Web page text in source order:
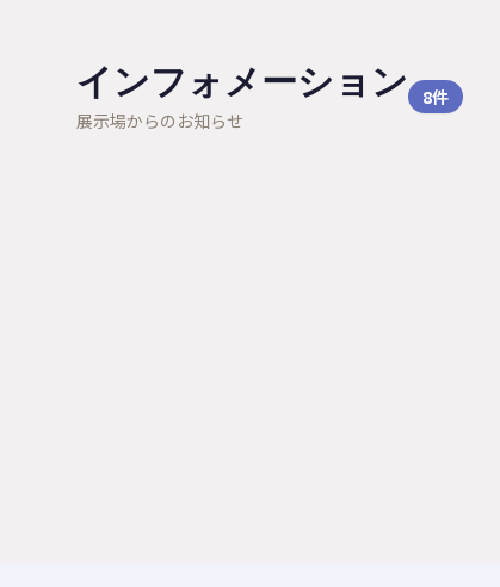
インフォメーション
展示場からのお知らせ
8件